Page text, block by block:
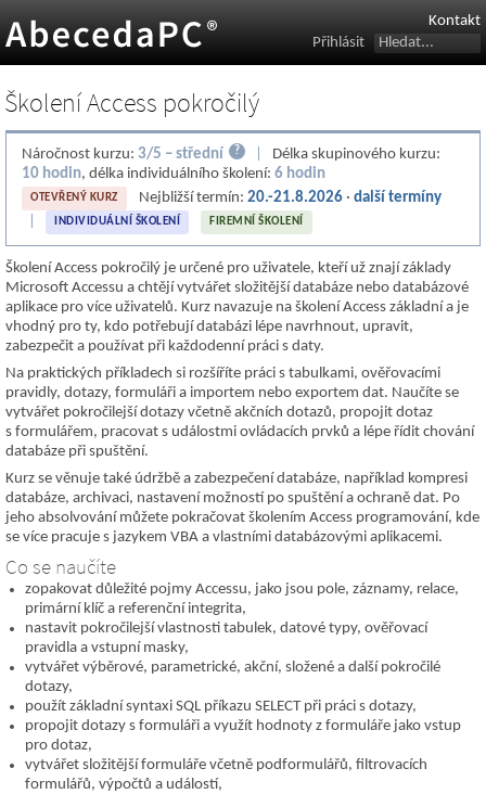
Kontakt
Přihlásit
Školení Access pokročilý
Náročnost kurzu: 3/5 – střední ?
Délka skupinového kurzu:
10 hodin, délka individuálního školení: 6 hodin
OTEVŘENÝ KURZ Nejbližší termín: 20.-21.8.2026· další termíny
INDIVIDUÁLNÍ ŠKOLENÍ FIREMNÍ ŠKOLENÍ
Školení Access pokročilý je určené pro uživatele, kteří už znají základy
Microsoft Accessu a chtějí vytvářet složitější databáze nebo databázové
aplikace pro více uživatelů. Kurz navazuje na školení Access základní a je
vhodný pro ty, kdo potřebují databázi lépe navrhnout, upravit,
zabezpečit a používat při každodenní práci s daty.
Na praktických příkladech si rozšíříte práci s tabulkami, ověřovacími
pravidly, dotazy, formuláři a importem nebo exportem dat. Naučíte se
vytvářet pokročilejší dotazy včetně akčních dotazů, propojit dotaz
s formulářem, pracovat s událostmi ovládacích prvků a lépe řídit chování
databáze při spuštění.
Kurz se věnuje také údržbě a zabezpečení databáze, například kompresi
databáze, archivaci, nastavení možností po spuštění a ochraně dat. Po
jeho absolvování můžete pokračovat školením Access programování, kde
se více pracuje s jazykem VBA a vlastními databázovými aplikacemi.
Co se naučíte
zopakovat důležité pojmy Accessu, jako jsou pole, záznamy, relace,
primární klíč a referenční integrita,
nastavit pokročilejší vlastnosti tabulek, datové typy, ověřovací
pravidla a vstupní masky,
vytvářet výběrové, parametrické, akční, složené a další pokročilé
dotazy,
použít základní syntaxi SQL příkazu SELECT při práci s dotazy,
propojit dotazy s formuláři a využít hodnoty z formuláře jako vstup
pro dotaz,
vytvářet složitější formuláře včetně podformulářů, filtrovacích
formulářů, výpočtů a událostí,